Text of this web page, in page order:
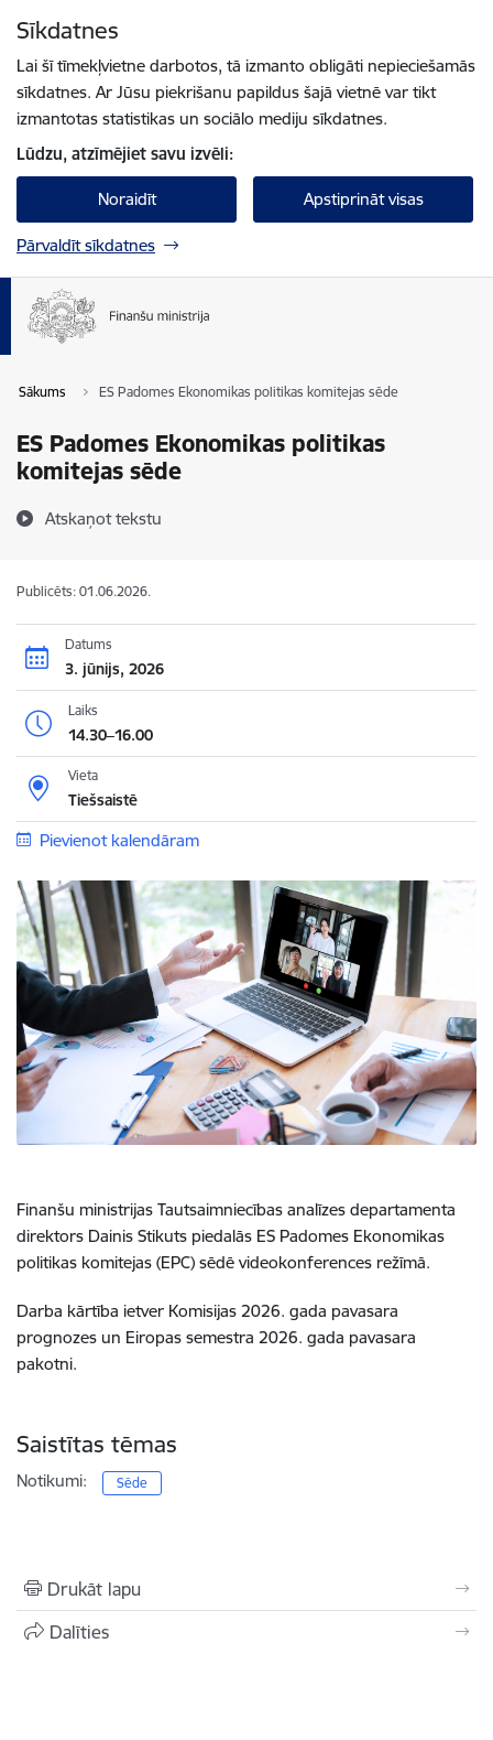
Sīkdatnes
Lai šī tīmekļvietne darbotos, tā izmanto obligāti nepieciešamās
sīkdatnes. Ar Jūsu piekrišanu papildus šajā vietnē var tikt
izmantotas statistikas un sociālo mediju sīkdatnes.
Lūdzu, atzīmējiet savu izvēli:
Noraidīt Apstiprināt visas
Pārvaldīt sīkdatnes
Sākums ES Padomes Ekonomikas politikas komitejas sēde
ES Padomes Ekonomikas politikas
komitejas sēde
Atskaņot tekstu
Publicēts: 01.06.2026.
Datums
3. jūnijs, 2026
Laiks
14.30–16.00
Vieta
Tiešsaistē
Pievienot kalendāram
Finanšu ministrijas Tautsaimniecības analīzes departamenta
direktors Dainis Stikuts piedalās ES Padomes Ekonomikas
politikas komitejas (EPC) sēdē videokonferences režīmā.
Darba kārtība ietver Komisijas 2026. gada pavasara
prognozes un Eiropas semestra 2026. gada pavasara
pakotni.
Saistītas tēmas
Notikumi: Sēde
Drukāt lapu
Dalīties